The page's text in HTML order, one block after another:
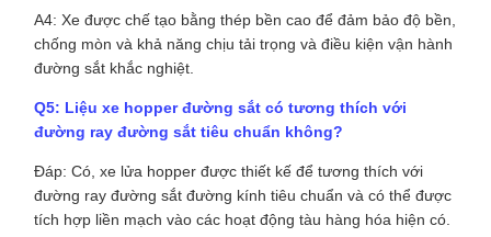
A4: Xe được chế tạo bằng thép bền cao để đảm bảo độ bền,
chống mòn và khả năng chịu tải trọng và điều kiện vận hành
đường sắt khắc nghiệt.
Q5: Liệu xe hopper đường sắt có tương thích với
đường ray đường sắt tiêu chuẩn không?
Đáp: Có, xe lửa hopper được thiết kế để tương thích với
đường ray đường sắt đường kính tiêu chuẩn và có thể được
tích hợp liền mạch vào các hoạt động tàu hàng hóa hiện có.